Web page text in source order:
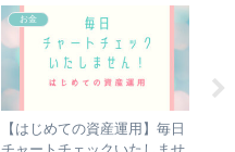
お金
【はじめての資産運用】毎日